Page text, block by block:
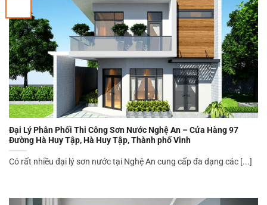
Đại Lý Phân Phối Thi Công Sơn Nước Nghệ An – Cửa Hàng 97
Đường Hà Huy Tập, Hà Huy Tập, Thành phố Vinh
Có rất nhiều đại lý sơn nước tại Nghệ An cung cấp đa dạng các [...]